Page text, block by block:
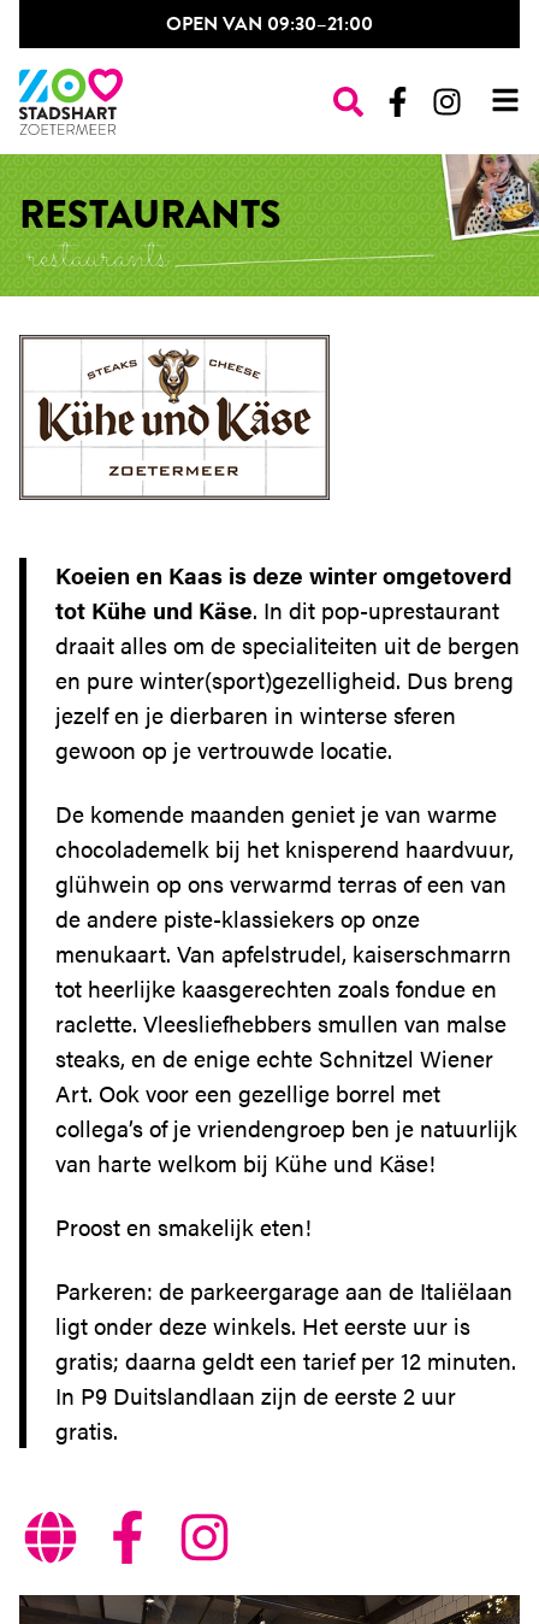
OPEN VAN 09:30–21:00
WINKELS
DAILY PLAZA
OPENINGSTIJDEN
CONTACT
POP-UP SHOP
VINTAGE MARKT
DE PLEK
SERVICE
BEREIKBAARHEID
RESTAURANTS
Koeien en Kaas is deze winter omgetoverd
tot Kühe und Käse. In dit pop-uprestaurant
draait alles om de specialiteiten uit de bergen
en pure winter(sport)gezelligheid. Dus breng
jezelf en je dierbaren in winterse sferen
gewoon op je vertrouwde locatie.
De komende maanden geniet je van warme
chocolademelk bij het knisperend haardvuur,
glühwein op ons verwarmd terras of een van
de andere piste-klassiekers op onze
menukaart. Van apfelstrudel, kaiserschmarrn
tot heerlijke kaasgerechten zoals fondue en
raclette. Vleesliefhebbers smullen van malse
steaks, en de enige echte Schnitzel Wiener
Art. Ook voor een gezellige borrel met
collega’s of je vriendengroep ben je natuurlijk
van harte welkom bij Kühe und Käse!
Proost en smakelijk eten!
Parkeren: de parkeergarage aan de Italiëlaan
ligt onder deze winkels. Het eerste uur is
gratis; daarna geldt een tarief per 12 minuten.
In P9 Duitslandlaan zijn de eerste 2 uur
gratis.